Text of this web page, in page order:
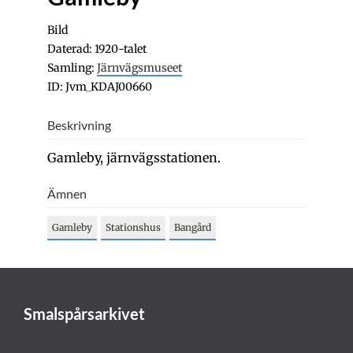
Bild
Daterad: 1920-talet
Samling: Järnvägsmuseet
ID: Jvm_KDAJ00660
Beskrivning
Gamleby, järnvägsstationen.
Ämnen
Gamleby Stationshus Bangård
Smalspårsarkivet